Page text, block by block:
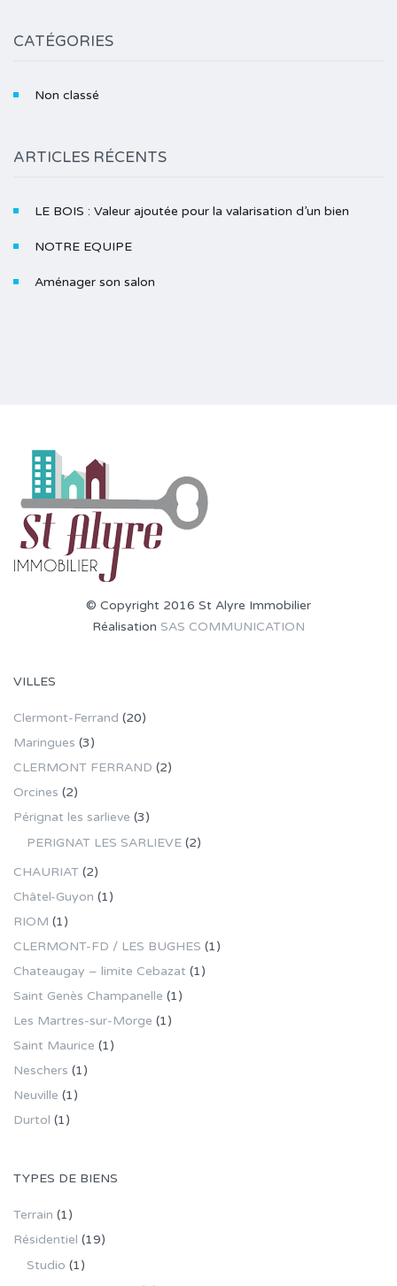
CATÉGORIES
Non classé
ARTICLES RÉCENTS
LE BOIS : Valeur ajoutée pour la valarisation d’un bien
NOTRE EQUIPE
Aménager son salon
© Copyright 2016 St Alyre Immobilier
Réalisation SAS COMMUNICATION
VILLES
Clermont-Ferrand (20)
Maringues (3)
CLERMONT FERRAND (2)
Orcines (2)
Pérignat les sarlieve (3)
PERIGNAT LES SARLIEVE (2)
CHAURIAT (2)
Châtel-Guyon (1)
RIOM (1)
CLERMONT-FD / LES BUGHES (1)
Chateaugay – limite Cebazat (1)
Saint Genès Champanelle (1)
Les Martres-sur-Morge (1)
Saint Maurice (1)
Neschers (1)
Neuville (1)
Durtol (1)
TYPES DE BIENS
Terrain (1)
Résidentiel (19)
Studio (1)